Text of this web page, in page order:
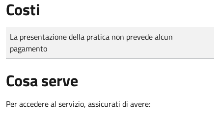
Costi
Tipo di pagamento
Importo
La presentazione della pratica non prevede alcun
pagamento
Cosa serve
Per accedere al servizio, assicurati di avere: